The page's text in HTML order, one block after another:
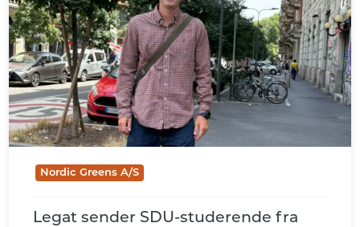
Nordic Greens A/S
Legat sender SDU-studerende fra